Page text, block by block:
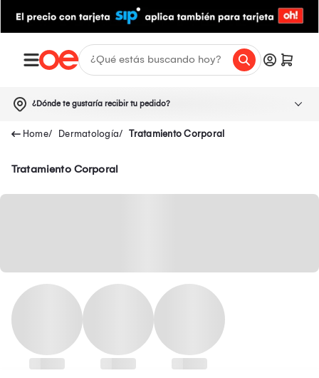
¿Dónde te gustaría recibir tu pedido?
Dermatología Tratamiento Corporal
Tratamiento Corporal